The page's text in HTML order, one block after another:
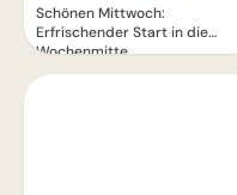
Schönen Mittwoch:
Erfrischender Start in die
Wochenmitte